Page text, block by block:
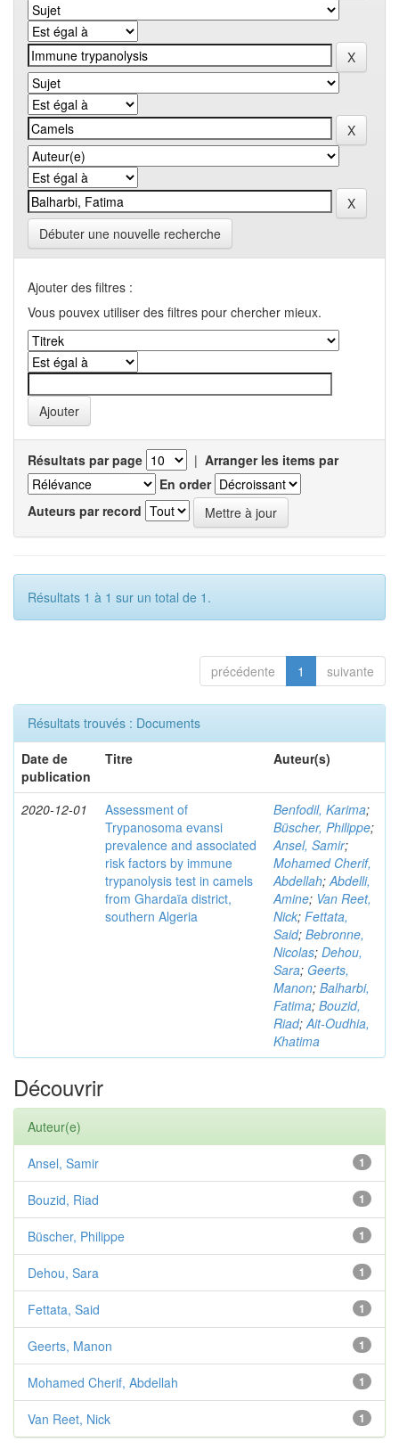
Débuter une nouvelle recherche
Ajouter des filtres :
Vous pouvex utiliser des filtres pour chercher mieux.
Résultats par page | Arranger les items par
En order
Auteurs par record
Résultats 1 à 1 sur un total de 1.
précédente 1 suivante
Résultats trouvés : Documents
Date de
publication
Titre Auteur(s)
2020-12-01
Assessment of
Trypanosoma evansi
prevalence and associated
risk factors by immune
trypanolysis test in camels
from Ghardaïa district,
southern Algeria
Benfodil, Karima;
Büscher, Philippe;
Ansel, Samir;
Mohamed Cherif,
Abdellah;Abdelli,
Amine; Van Reet,
Nick; Fettata,
Said; Bebronne,
Nicolas; Dehou,
Sara; Geerts,
Manon; Balharbi,
Fatima; Bouzid,
Riad;Ait-Oudhia,
Khatima
Découvrir
Auteur(e)
1
Ansel, Samir
1
Bouzid, Riad
1
Büscher, Philippe
1
Dehou, Sara
1
Fettata, Said
1
Geerts, Manon
1
Mohamed Cherif, Abdellah
1
Van Reet, Nick